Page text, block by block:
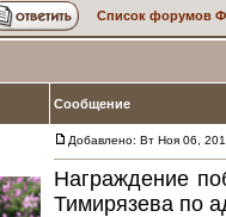
Список форумов
Сообщение
Добавлено: Вт Ноя 06,
Награждение
Тимирязева по